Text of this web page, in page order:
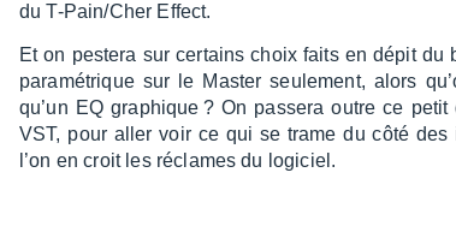
du T-Pain/Cher Effect.
Et on pestera sur certains choix faits en dépit
para­mé­trique sur le Master seule­ment, alors
qu’un EQ graphique ? On passera outre ce
VST, pour aller voir ce qui se trame du côté
l’on en croit les réclames du logi­ciel.